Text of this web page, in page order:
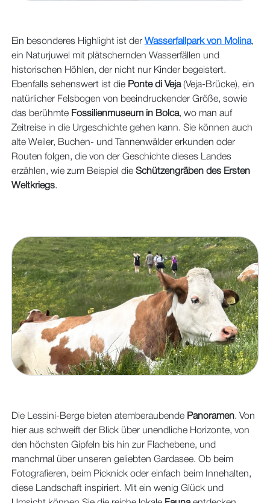
Ein besonderes Highlight ist der Wasserfallpark von Molina,
ein Naturjuwel mit plätschernden Wasserfällen und
historischen Höhlen, der nicht nur Kinder begeistert.
Ebenfalls sehenswert ist die Ponte di Veja(Veja-Brücke), ein
natürlicher Felsbogen von beeindruckender Größe, sowie
das berühmte Fossilienmuseum in Bolca, wo man auf
Zeitreise in die Urgeschichte gehen kann. Sie können auch
alte Weiler, Buchen- und Tannenwälder erkunden oder
Routen folgen, die von der Geschichte dieses Landes
erzählen, wie zum Beispiel die Schützengräben des Ersten
Weltkriegs.
Die Lessini-Berge bieten atemberaubende Panoramen. Von
hier aus schweift der Blick über unendliche Horizonte, von
den höchsten Gipfeln bis hin zur Flachebene, und
manchmal über unseren geliebten Gardasee. Ob beim
Fotografieren, beim Picknick oder einfach beim Innehalten,
diese Landschaft inspiriert. Mit ein wenig Glück und